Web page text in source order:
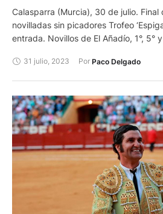
Calasparra (Murcia), 30 de julio. Final
novilladas sin picadores Trofeo
entrada. Novillos de El Añadío, 1°, 5°
ovación y vuelta al ruedo. Pedro
Calasparra al cortar dos orejas al
alzándose con el trofeo 'Espiga de
esta localidad murciana.
31 julio, 2023 Por Paco Delgado